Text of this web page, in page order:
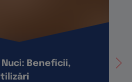
Beneficii,